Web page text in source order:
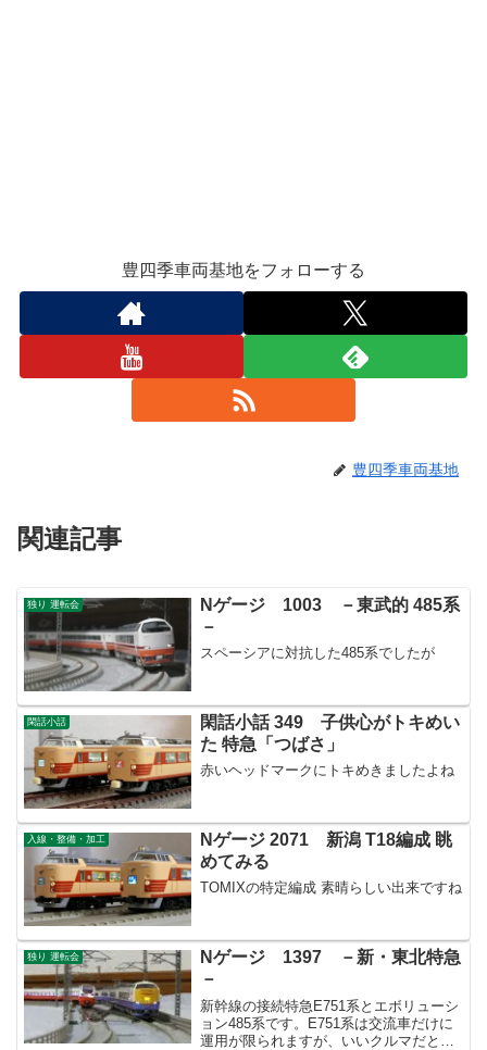
豊四季車両基地をフォローする
豊四季車両基地
関連記事
独り 運転会
Nゲージ 1003 －東武的 485系
－
スペーシアに対抗した485系でしたが
閑話小話
閑話小話 349 子供心がトキめい
た 特急「つばさ」
赤いヘッドマークにトキめきましたよね
入線・整備・加工
Nゲージ 2071 新潟 T18編成 眺
めてみる
TOMIXの特定編成 素晴らしい出来ですね
独り 運転会
Nゲージ 1397 －新・東北特急
－
新幹線の接続特急E751系とエボリューシ
ョン485系です。E751系は交流車だけに
運用が限られますが、いいクルマだと思